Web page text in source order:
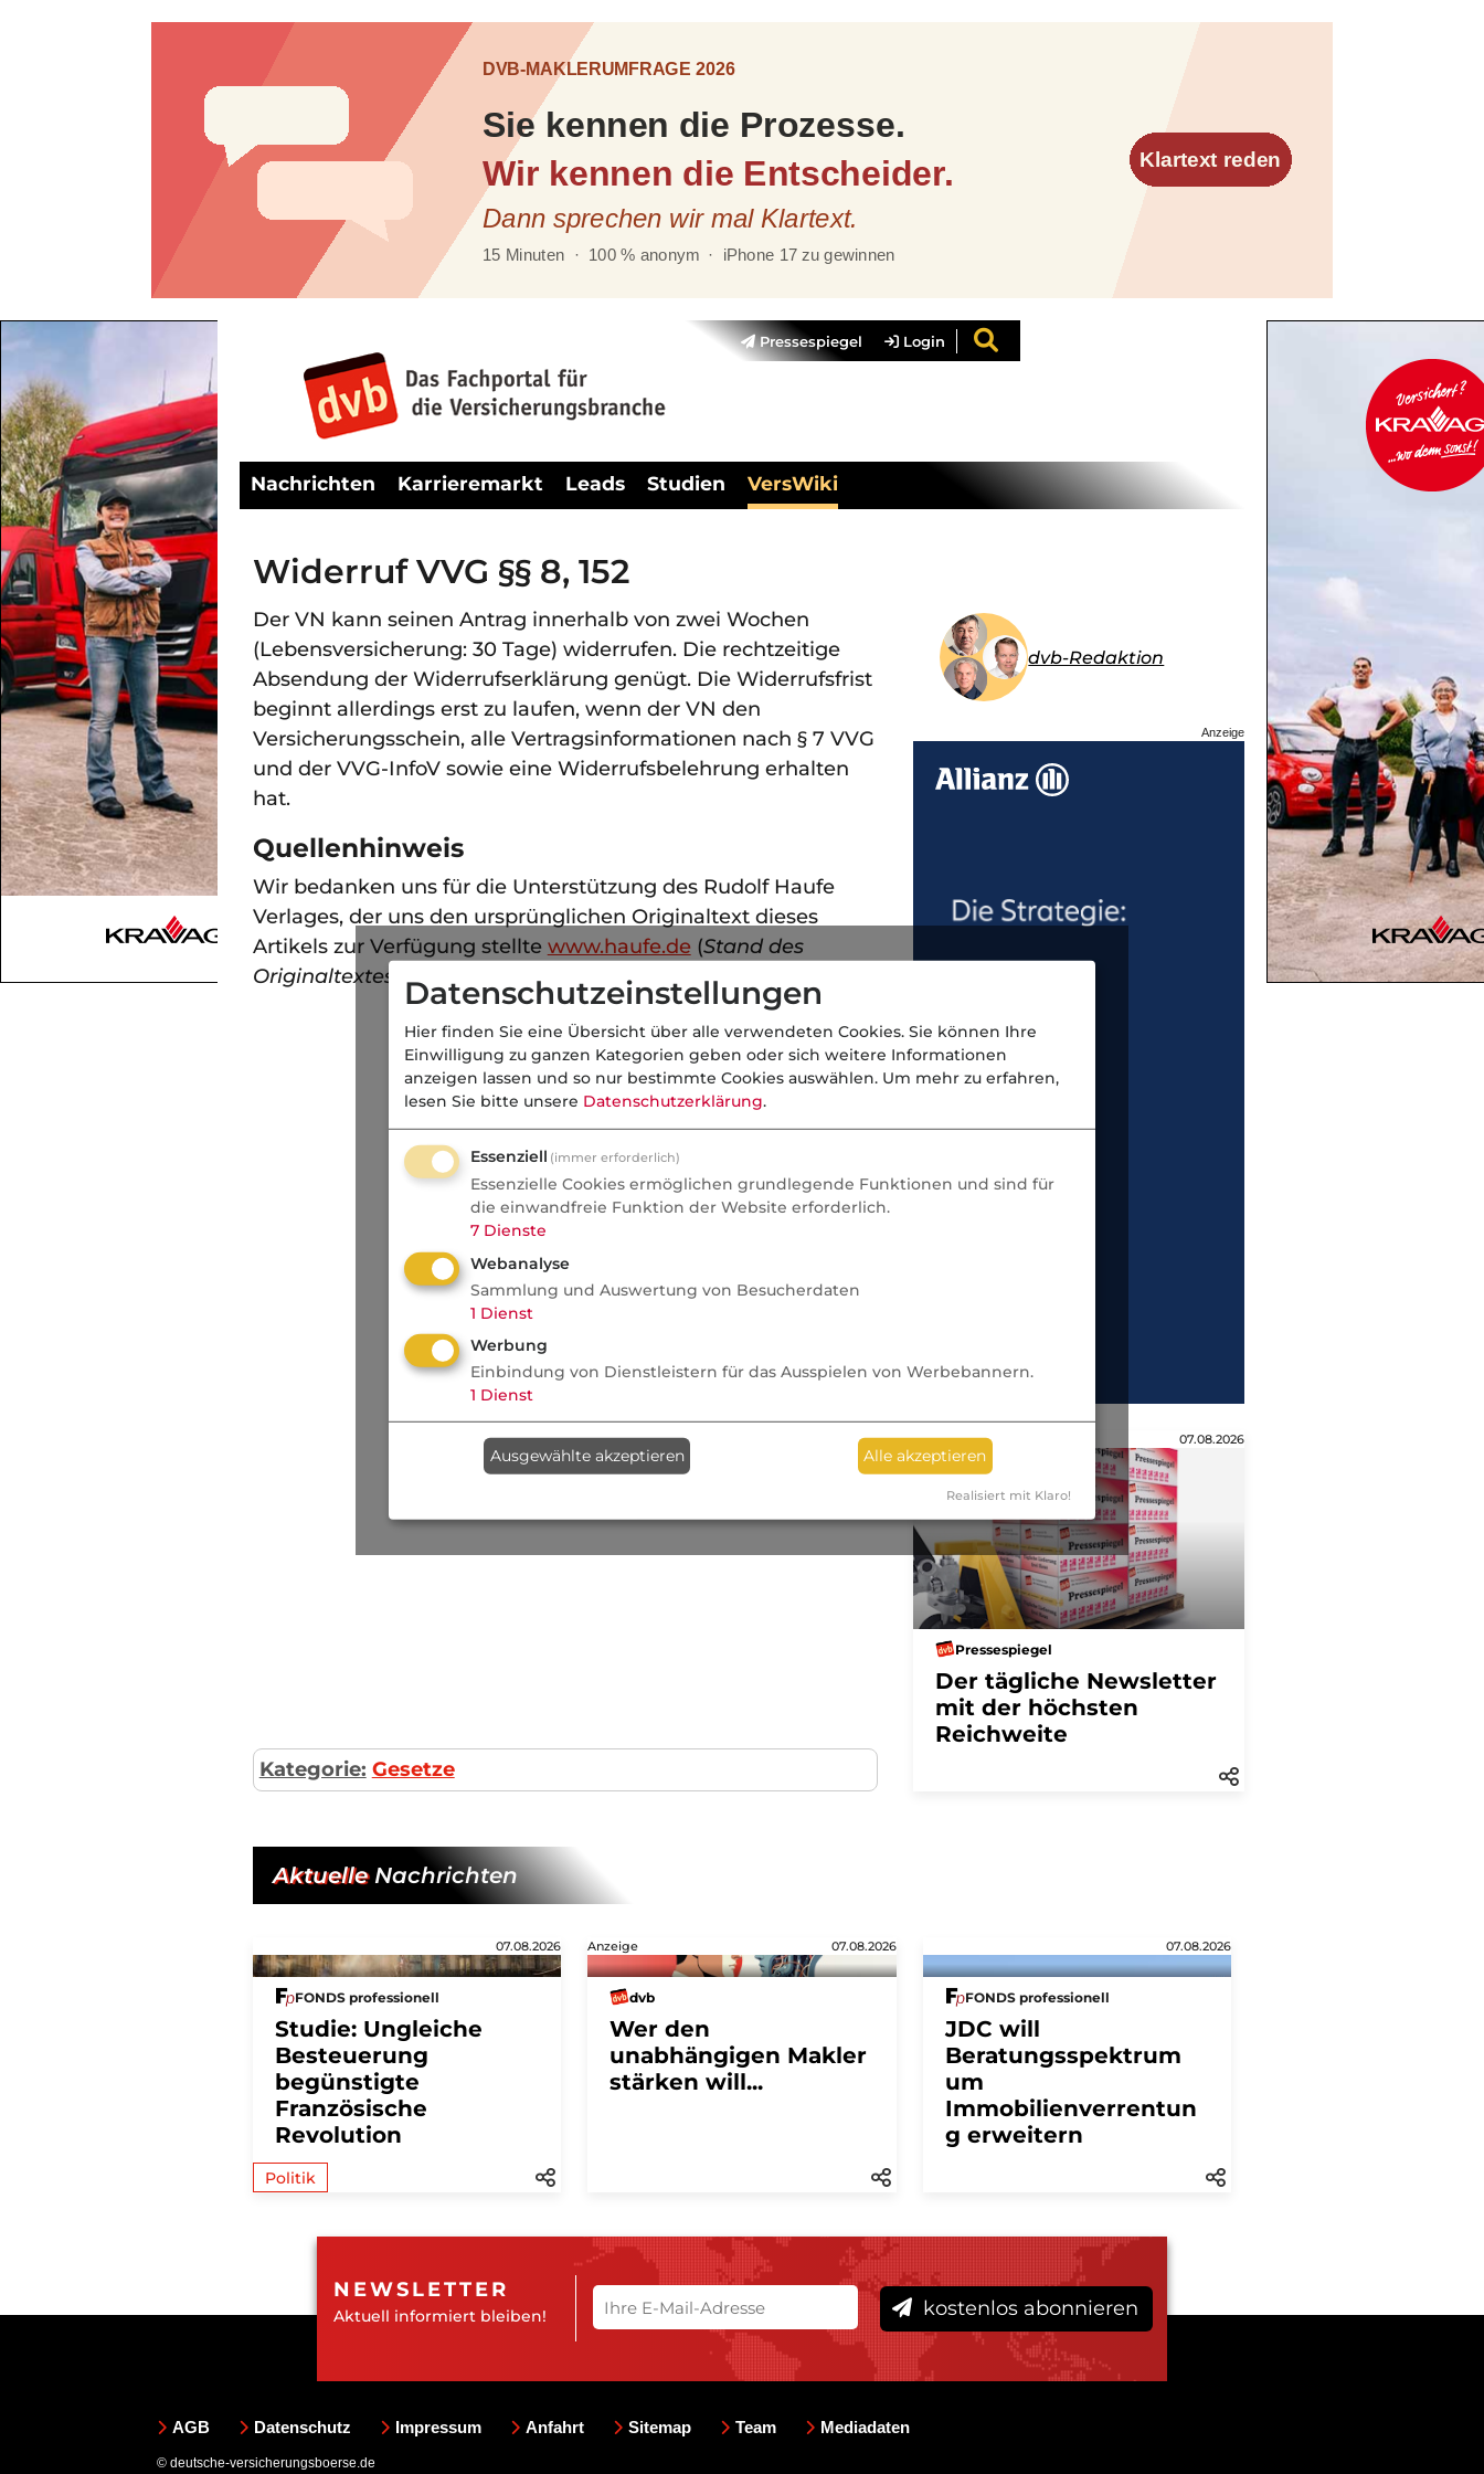
Pressespiegel Login
Nachrichten Karrieremarkt Leads Studien VersWiki
Widerruf VVG §§ 8, 152
Der VN kann seinen Antrag innerhalb von zwei Wochen
(Lebensversicherung: 30 Tage) widerrufen. Die rechtzeitige
Absendung der Widerrufserklärung genügt. Die Widerrufsfrist
beginnt allerdings erst zu laufen, wenn der VN den
Versicherungsschein, alle Vertragsinformationen nach § 7 VVG
und der VVG-InfoV sowie eine Widerrufsbelehrung erhalten
hat.
Quellenhinweis
Wir bedanken uns für die Unterstützung des Rudolf Haufe
Verlages, der uns den ursprünglichen Originaltext dieses
Artikels zur Verfügung stellte www.haufe.de(Stand des
Originaltextes 01.2008
Kategorie: Gesetze
dvb-Redaktion
Anzeige
Anzeige 07.08.2026
Pressespiegel
Der tägliche Newsletter
mit der höchsten
Reichweite
AktuelleNachrichten
07.08.2026
FONDS professionell
Studie: Ungleiche
Besteuerung
begünstigte
Französische
Revolution
Politik
Anzeige 07.08.2026
dvb
Wer den
unabhängigen Makler
stärken will...
07.08.2026
FONDS professionell
JDC will
Beratungsspektrum
um
Immobilienverrentun
g erweitern
NEWSLETTER
Aktuell informiert bleiben! kostenlos abonnieren
AGB Datenschutz Impressum Anfahrt Sitemap Team Mediadaten
© deutsche-versicherungsboerse.de
Datenschutzeinstellungen
Hier finden Sie eine Übersicht über alle verwendeten Cookies. Sie können Ihre
Einwilligung zu ganzen Kategorien geben oder sich weitere Informationen
anzeigen lassen und so nur bestimmte Cookies auswählen. Um mehr zu erfahren,
lesen Sie bitte unsere Datenschutzerklärung.
Essenziell (immer erforderlich)
Essenzielle Cookies ermöglichen grundlegende Funktionen und sind für
die einwandfreie Funktion der Website erforderlich.
7 Dienste
Webanalyse
Sammlung und Auswertung von Besucherdaten
1 Dienst
Werbung
Einbindung von Dienstleistern für das Ausspielen von Werbebannern.
1 Dienst
Ausgewählte akzeptieren Alle akzeptieren
Realisiert mit Klaro!